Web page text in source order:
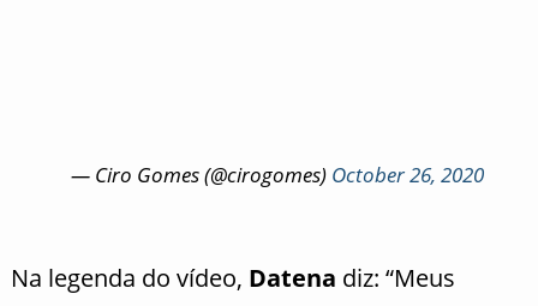
— Ciro Gomes (@cirogomes) October 26, 2020
Na legenda do vídeo, Datena diz: “Meus